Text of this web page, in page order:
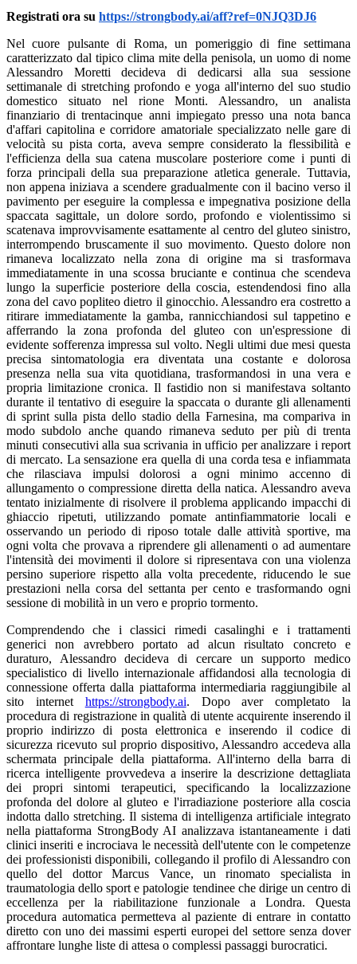
Registrati ora su https://strongbody.ai/aff?ref=0NJQ3DJ6
Nel cuore pulsante di Roma, un pomeriggio di fine settimana
caratterizzato dal tipico clima mite della penisola, un uomo di nome
Alessandro Moretti decideva di dedicarsi alla sua sessione
settimanale di stretching profondo e yoga all'interno del suo studio
domestico situato nel rione Monti. Alessandro, un analista
finanziario di trentacinque anni impiegato presso una nota banca
d'affari capitolina e corridore amatoriale specializzato nelle gare di
velocità su pista corta, aveva sempre considerato la flessibilità e
l'efficienza della sua catena muscolare posteriore come i punti di
forza principali della sua preparazione atletica generale. Tuttavia,
non appena iniziava a scendere gradualmente con il bacino verso il
pavimento per eseguire la complessa e impegnativa posizione della
spaccata sagittale, un dolore sordo, profondo e violentissimo si
scatenava improvvisamente esattamente al centro del gluteo sinistro,
interrompendo bruscamente il suo movimento. Questo dolore non
rimaneva localizzato nella zona di origine ma si trasformava
immediatamente in una scossa bruciante e continua che scendeva
lungo la superficie posteriore della coscia, estendendosi fino alla
zona del cavo popliteo dietro il ginocchio. Alessandro era costretto a
ritirare immediatamente la gamba, rannicchiandosi sul tappetino e
afferrando la zona profonda del gluteo con un'espressione di
evidente sofferenza impressa sul volto. Negli ultimi due mesi questa
precisa sintomatologia era diventata una costante e dolorosa
presenza nella sua vita quotidiana, trasformandosi in una vera e
propria limitazione cronica. Il fastidio non si manifestava soltanto
durante il tentativo di eseguire la spaccata o durante gli allenamenti
di sprint sulla pista dello stadio della Farnesina, ma compariva in
modo subdolo anche quando rimaneva seduto per più di trenta
minuti consecutivi alla sua scrivania in ufficio per analizzare i report
di mercato. La sensazione era quella di una corda tesa e infiammata
che rilasciava impulsi dolorosi a ogni minimo accenno di
allungamento o compressione diretta della natica. Alessandro aveva
tentato inizialmente di risolvere il problema applicando impacchi di
ghiaccio ripetuti, utilizzando pomate antinfiammatorie locali e
osservando un periodo di riposo totale dalle attività sportive, ma
ogni volta che provava a riprendere gli allenamenti o ad aumentare
l'intensità dei movimenti il dolore si ripresentava con una violenza
persino superiore rispetto alla volta precedente, riducendo le sue
prestazioni nella corsa del settanta per cento e trasformando ogni
sessione di mobilità in un vero e proprio tormento.
Comprendendo che i classici rimedi casalinghi e i trattamenti
generici non avrebbero portato ad alcun risultato concreto e
duraturo, Alessandro decideva di cercare un supporto medico
specialistico di livello internazionale affidandosi alla tecnologia di
connessione offerta dalla piattaforma intermediaria raggiungibile al
sito internet https://strongbody.ai. Dopo aver completato la
procedura di registrazione in qualità di utente acquirente inserendo il
proprio indirizzo di posta elettronica e inserendo il codice di
sicurezza ricevuto sul proprio dispositivo, Alessandro accedeva alla
schermata principale della piattaforma. All'interno della barra di
ricerca intelligente provvedeva a inserire la descrizione dettagliata
dei propri sintomi terapeutici, specificando la localizzazione
profonda del dolore al gluteo e l'irradiazione posteriore alla coscia
indotta dallo stretching. Il sistema di intelligenza artificiale integrato
nella piattaforma StrongBody AI analizzava istantaneamente i dati
clinici inseriti e incrociava le necessità dell'utente con le competenze
dei professionisti disponibili, collegando il profilo di Alessandro con
quello del dottor Marcus Vance, un rinomato specialista in
traumatologia dello sport e patologie tendinee che dirige un centro di
eccellenza per la riabilitazione funzionale a Londra. Questa
procedura automatica permetteva al paziente di entrare in contatto
diretto con uno dei massimi esperti europei del settore senza dover
affrontare lunghe liste di attesa o complessi passaggi burocratici.